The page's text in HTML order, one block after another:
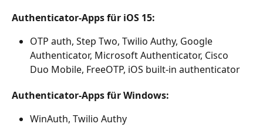
Authenticator-Apps für iOS 15:
OTP auth, Step Two, Twilio Authy, Google
Authenticator, Microsoft Authenticator, Cisco
Duo Mobile, FreeOTP, iOS built-in authenticator
Authenticator-Apps für Windows:
WinAuth, Twilio Authy